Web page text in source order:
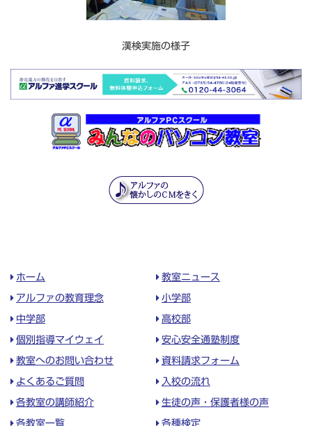
漢検実施の様子
ホーム 教室ニュース
アルファの教育理念 小学部
中学部 高校部
個別指導マイウェイ 安心安全通塾制度
教室へのお問い合わせ 資料請求フォーム
よくあるご質問 入校の流れ
各教室の講師紹介 生徒の声・保護者様の声
各教室一覧 各種検定